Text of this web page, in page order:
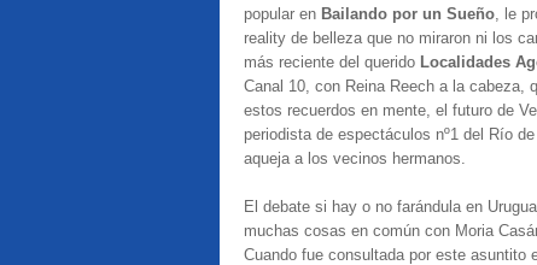
popular en Bailando por un Sueño, le
reality de belleza que no miraron ni los
más reciente del querido Localidades
Canal 10, con Reina Reech a la cabeza,
estos recuerdos en mente, el futuro de
periodista de espectáculos nº1 del Río
aqueja a los vecinos hermanos.
El debate si hay o no farándula en
muchas cosas en común con Moria
Cuando fue consultada por este asuntito